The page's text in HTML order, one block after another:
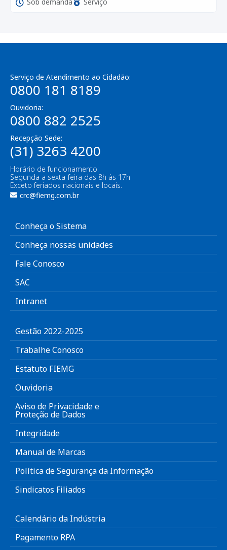
Serviço de Atendimento ao Cidadão:
0800 181 8189
Ouvidoria:
0800 882 2525
Recepção Sede:
(31) 3263 4200
Horário de funcionamento:
Segunda a sexta-feira das 8h às 17h
Exceto feriados nacionais e locais.
crc@fiemg.com.br
Conheça o Sistema
Conheça nossas unidades
Fale Conosco
SAC
Intranet
Gestão 2022-2025
Trabalhe Conosco
Estatuto FIEMG
Ouvidoria
Aviso de Privacidade e
Proteção de Dados
Integridade
Manual de Marcas
Política de Segurança da Informação
Sindicatos Filiados
Calendário da Indústria
Pagamento RPA